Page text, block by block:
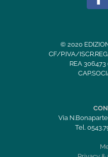
© 2020
CF/P.IVA/
REA
Via
Tel.